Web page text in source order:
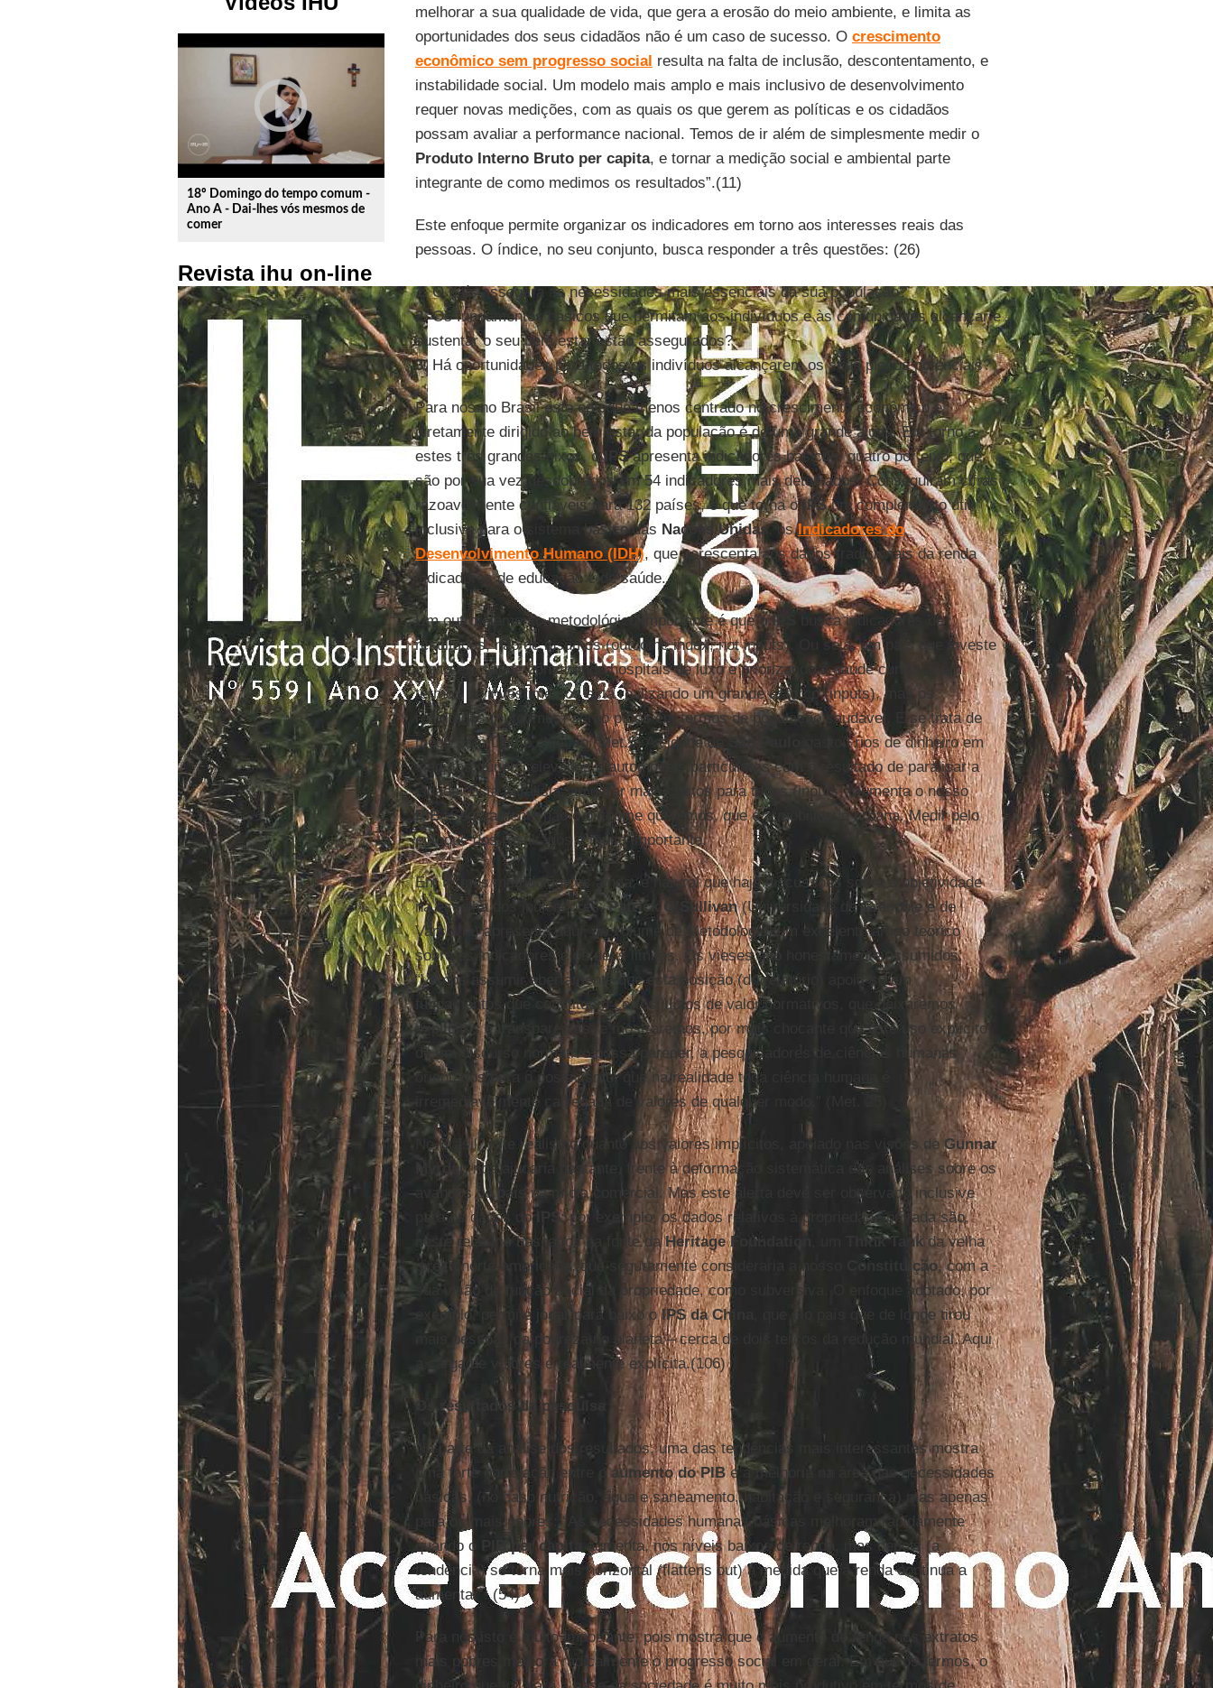
play_circle_outline
18º Domingo do tempo comum -
Ano A - Dai-lhes vós mesmos de
comer
Revista ihu on-line
melhorar a sua qualidade de vida, que gera a erosão do meio ambiente, e limita as
oportunidades dos seus cidadãos não é um caso de sucesso. O crescimento
econômico sem progresso social resulta na falta de inclusão, descontentamento, e
instabilidade social. Um modelo mais amplo e mais inclusivo de desenvolvimento
requer novas medições, com as quais os que gerem as políticas e os cidadãos
possam avaliar a performance nacional. Temos de ir além de simplesmente medir o
Produto Interno Bruto per capita, e tornar a medição social e ambiental parte
integrante de como medimos os resultados”.(11)
Este enfoque permite organizar os indicadores em torno aos interesses reais das
pessoas. O índice, no seu conjunto, busca responder a três questões: (26)
1.O país assegura as necessidades mais essenciais da sua população?
2.Os fundamentos básicos que permitam aos indivíduos e às comunidades alcançar e
sustentar o seu bem estar estão assegurados?
3.Há oportunidades para todos os indivíduos alcançarem os seus plenos potenciais?
Para nós no Brasil este enfoque menos centrado no crescimento econômico e
diretamente dirigido ao bem estar da população é de uma grande ajuda. Em torno a
estes três grandes eixos, oIPSapresenta indicadores básicos, quatro por eixo, que
são por sua vez desdobrados em 54 indicadores mais detalhados. Conseguiram cifras
razoavelmente confiáveis para 132 países, o que torna o IPSum complemento útil
inclusive para o sistema básico das Nações Unidas, osIndicadores do
Desenvolvimento Humano (IDH), que acrescenta aos dados tradicionais da renda
indicadores de educação e de saúde.
Um outro elemento metodológico importante é que oIPS
busca indicadores de
resultados, não de insumos (outcome index, not inputs). Ou seja, um país que investe
muito em saúde construindo hospitais de luxo e priorizando a saúde curativa, em
termos de investimentos está realizando um grande esforço (inputs), mas os
resultados (outcomes) serão pífios em termos de população saudável. E se trata de
medir este último objetivo.(Met.5) A cidade de
São
gastou rios de dinheiro em
viadutos, túneis, elevados e automóveis particulares com o resultado de paralisar a
cidade. Esta paralisia, ao gerar mais custos para todos (inputs), aumenta o nosso
PIB. Seguramente não o outcome queremos, que é a mobilidade urbana. Medir pelo
enfoque dos resultados é muito importante.
Em termos metodológicos ainda, é natural que haja discussões sobre a objetividade
na escolha dos indicadores.Patrick O’Sullivan(Universidade de Grenoble e de
Varsóvia) apresenta aqui, no volume de Metodologia, um excelente artigo teórico
sobre os indicadores e os seus limites. Os vieses são honestamente assumidos:
“Vamos assumir abertamente que esta posição (do relatório) apoia-se em
fundamentos que constituem certos juízos de valor normativos, que deixaremos
explícitos e transparentes, e mostraremos, por mais chocante que este uso explícito
de um discurso normativo possa parecer, a pesquisadores de ciências humanas
orientados para o positivismo, que na realidade toda ciência humana é
irremediavelmente carregada de valores de qualquer modo.” (Met. 25)
No Brasil, este realismo quanto aos valores implícitos, apoiado nas visões de Gunnar
Myrdal, nos ajudaria bastante, frente à deformação sistemática das análises sobre os
avanços do país na mídia comercial. Mas este alerta deve ser observado inclusive
para os dados do
IPS: por exemplo, os dados relativos à propriedade privada são,
neste relatório baseados na fonte daHeritage Foundation Think Tankda velha
direita norte-americana, que seguramente consideraria a nosso
Constituição, com a
sua visão da função social da propriedade, como subversiva. O enfoque adotado, por
exemplo, permite jogar para baixo oIPS da China
, que é o país que de longe tirou
mais pessoas da pobreza no planeta – cerca de dois terços da redução mundial. Aqui
a carga de valores é realmente explícita.(106)
Os resultados da pesquisa
Na parte da análise dos resultados, uma das tendências mais interessantes mostra
uma forte correlação entre oaumento do PIBe a melhoria na área das necessidades
básicas, (no caso nutrição, água e saneamento, habitação e segurança) mas apenas
para os mais pobres: “As necessidades humanas básicas melhoram rapidamente
quando o
PIB per capita
aumenta, nos níveis baixos de renda, mas depois (a
tendência) se torna mais horizontal (flattens out) à medida que a renda continua a
aumentar”. (54)
Para nós isto é muito importante, pois mostra que o aumento de renda nos extratos
mais pobres melhora radicalmente o progresso social em geral. Em outros termos, o